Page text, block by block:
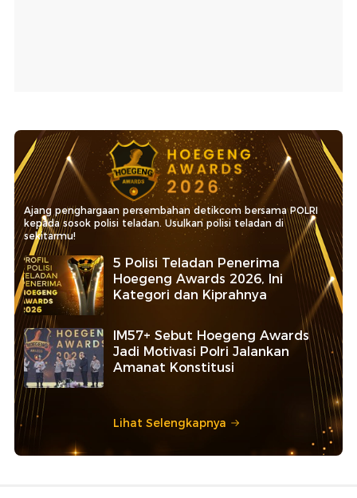
Ajang penghargaan persembahan detikcom bersama POLRI
kepada sosok polisi teladan. Usulkan polisi teladan di
sekitarmu!
5 Polisi Teladan Penerima
Hoegeng Awards 2026, Ini
Kategori dan Kiprahnya
IM57+ Sebut Hoegeng Awards
Jadi Motivasi Polri Jalankan
Amanat Konstitusi
Lihat Selengkapnya